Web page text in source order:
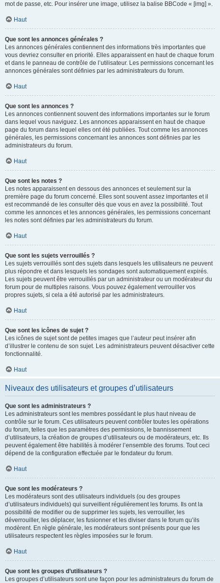
mot de passe, etc. Pour insérer une image, utilisez la balise BBCode « [img] ».
Haut
Que sont les annonces générales ?
Les annonces générales contiennent des informations très importantes que
vous devriez consulter en priorité. Elles apparaissent en haut de chaque forum
et dans le panneau de contrôle de l’utilisateur. Les permissions concernant les
annonces générales sont définies par les administrateurs du forum.
Haut
Que sont les annonces ?
Les annonces contiennent souvent des informations importantes sur le forum
dans lequel vous naviguez. Les annonces apparaissent en haut de chaque
page du forum dans lequel elles ont été publiées. Tout comme les annonces
générales, les permissions concernant les annonces sont définies par les
administrateurs du forum.
Haut
Que sont les notes ?
Les notes apparaissent en dessous des annonces et seulement sur la
première page du forum concerné. Elles sont souvent assez importantes et il
est recommandé de les consulter dès que vous en avez la possibilité. Tout
comme les annonces et les annonces générales, les permissions concernant
les notes sont définies par les administrateurs du forum.
Haut
Que sont les sujets verrouillés ?
Les sujets verrouillés sont des sujets dans lesquels les utilisateurs ne peuvent
plus répondre et dans lesquels les sondages sont automatiquement expirés.
Les sujets peuvent être verrouillés par un administrateur ou un modérateur du
forum pour de multiples raisons. Vous pouvez également verrouiller vos
propres sujets, si cela a été autorisé par les administrateurs.
Haut
Que sont les icônes de sujet ?
Les icônes de sujet sont de petites images que l’auteur peut insérer afin
d’illustrer le contenu de son sujet. Les administrateurs peuvent désactiver cette
fonctionnalité.
Haut
Niveaux des utilisateurs et groupes d’utilisateurs
Que sont les administrateurs ?
Les administrateurs sont les membres possédant le plus haut niveau de
contrôle sur le forum. Ces utilisateurs peuvent contrôler toutes les opérations
du forum, telles que les paramètres des permissions, le bannissement
d’utilisateurs, la création de groupes d’utilisateurs ou de modérateurs, etc. Ils
peuvent également être habilités à modérer l’ensemble des forums. Tout ceci
dépend de la configuration effectuée par le fondateur du forum.
Haut
Que sont les modérateurs ?
Les modérateurs sont des utilisateurs individuels (ou des groupes
d’utilisateurs individuels) qui surveillent régulièrement les forums. Ils ont la
possibilité de modifier ou de supprimer les sujets, les verrouiller, les
déverrouiller, les déplacer, les fusionner et les diviser dans le forum qu’ils
modèrent. En règle générale, les modérateurs sont présents pour que les
utilisateurs respectent les règles imposées sur le forum.
Haut
Que sont les groupes d’utilisateurs ?
Les groupes d’utilisateurs sont une façon pour les administrateurs du forum de